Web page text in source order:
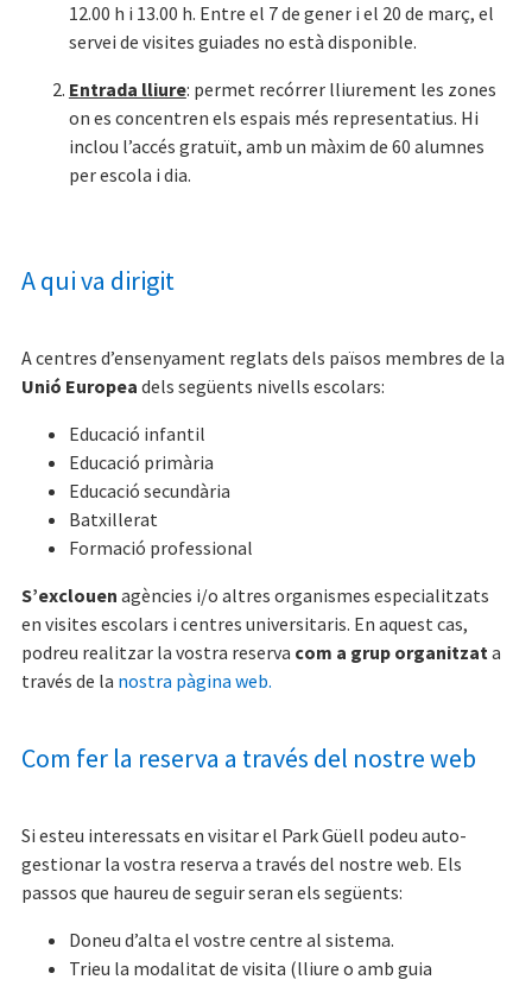
12.00 h i 13.00 h. Entre el 7 de gener i el 20 de març, el
servei de visites guiades no està disponible.
Entrada lliure: permet recórrer lliurement les zones
on es concentren els espais més representatius. Hi
inclou l’accés gratuït, amb un màxim de 60 alumnes
per escola i dia.
A qui va dirigit
A centres d’ensenyament reglats dels països membres de la
Unió Europea dels següents nivells escolars:
Educació infantil
Educació primària
Educació secundària
Batxillerat
Formació professional
S’exclouen agències i/o altres organismes especialitzats
en visites escolars i centres universitaris. En aquest cas,
podreu realitzar la vostra reserva com a grup organitzata
través de la nostra pàgina web.
Com fer la reserva a través del nostre web
Si esteu interessats en visitar el Park Güell podeu auto-
gestionar la vostra reserva a través del nostre web. Els
passos que haureu de seguir seran els següents:
Doneu d’alta el vostre centre al sistema.
Trieu la modalitat de visita (lliure o amb guia